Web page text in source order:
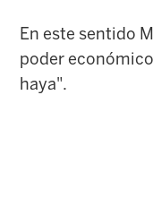
En este sentido
poder
haya".